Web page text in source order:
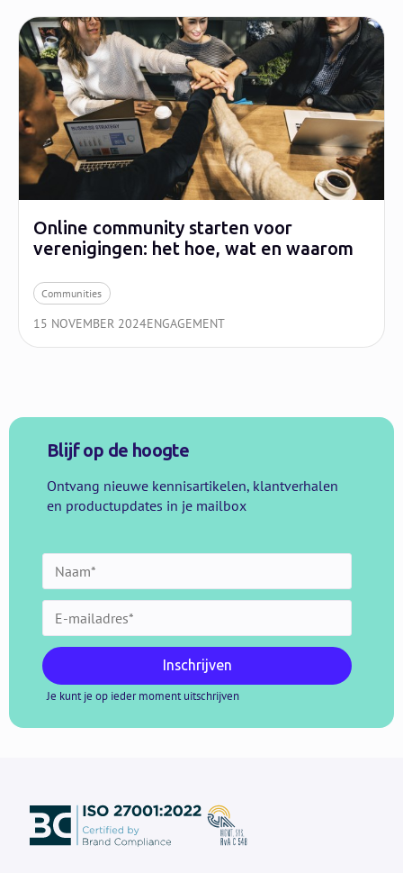
Online community starten voor
verenigingen: het hoe, wat en waarom
Communities
15 NOVEMBER 2024ENGAGEMENT
Blijf op de hoogte
Ontvang nieuwe kennisartikelen, klantverhalen
en productupdates in je mailbox
Inschrijven
Je kunt je op ieder moment uitschrijven